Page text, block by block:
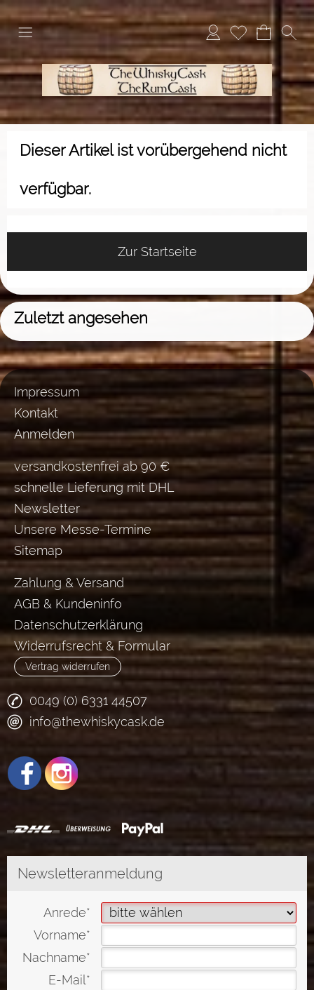
Dieser Artikel ist vorübergehend nicht
verfügbar.
Zur Startseite
Zuletzt angesehen
Impressum
Kontakt
Anmelden
versandkostenfrei ab 90 €
schnelle Lieferung mit DHL
Newsletter
Unsere Messe-Termine
Sitemap
Zahlung & Versand
AGB & Kundeninfo
Datenschutzerklärung
Widerrufsrecht & Formular
Vertrag widerrufen
0049 (0) 6331 44507
info@thewhiskycask.de